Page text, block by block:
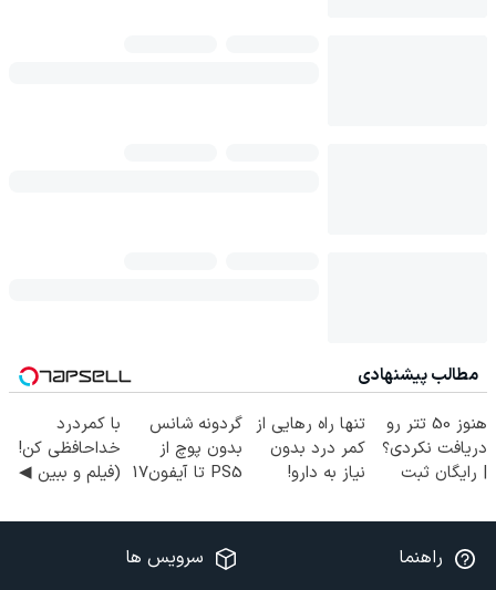
مطالب پیشنهادی
هنوز 50 تتر رو
دریافت نکردی؟
| رایگان ثبت
شروع کن!
تنها راه رهایی از
کمر درد بدون
نیاز به دارو!
گردونه شانس
بدون پوچ از
PS5 تا آیفون17
با کمردرد
خداحافظی کن!
(فیلم و ببین ◀
پرکن)
راهنما سرویس ها